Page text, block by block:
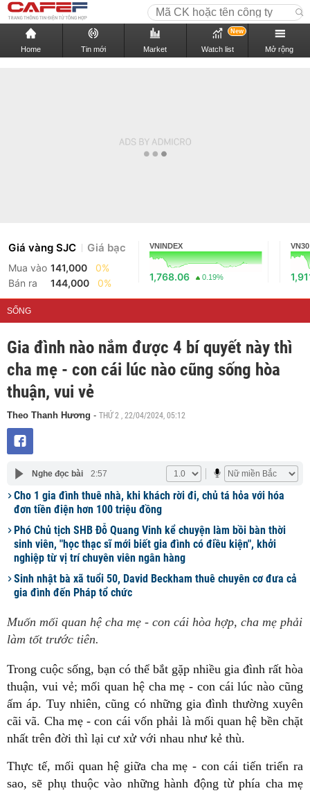
Home Tin mới Market Watch list
New
Mở rộng
Giá vàng SJC Giá bạc
Mua vào 141,000
0%
Bán ra
144,000 0%
VNINDEX
1,768.06 0.19%
VN30
SỐNG
Gia đình nào nắm được 4 bí quyết này thì
cha mẹ - con cái lúc nào cũng sống hòa
thuận, vui vẻ
Theo Thanh Hương - THỨ 2 , 22/04/2024, 05:12
Nghe đọc bài 2:57
Cho 1 gia đình thuê nhà, khi khách rời đi, chủ tá hỏa với hóa
đơn tiền điện hơn 100 triệu đồng
Phó Chủ tịch SHB Đỗ Quang Vinh kể chuyện làm bồi bàn thời
sinh viên, "học thạc sĩ mới biết gia đình có điều kiện", khởi
nghiệp từ vị trí chuyên viên ngân hàng
Sinh nhật bà xã tuổi 50, David Beckham thuê chuyên cơ đưa cả
gia đình đến Pháp tổ chức
Muốn mối quan hệ cha mẹ - con cái hòa hợp, cha mẹ phải
làm tốt trước tiên.
Trong cuộc sống, bạn có thể bắt gặp nhiều gia đình rất hòa
thuận, vui vẻ; mối quan hệ cha mẹ - con cái lúc nào cũng
ấm áp. Tuy nhiên, cũng có những gia đình thường xuyên
cãi vã. Cha mẹ - con cái vốn phải là mối quan hệ bền chặt
nhất trên đời thì lại cư xử với nhau như kẻ thù.
Thực tế, mối quan hệ giữa cha mẹ - con cái tiến triển ra
sao, sẽ phụ thuộc vào những hành động từ phía cha mẹ